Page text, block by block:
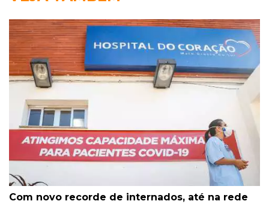
Com novo recorde de internados, até na rede